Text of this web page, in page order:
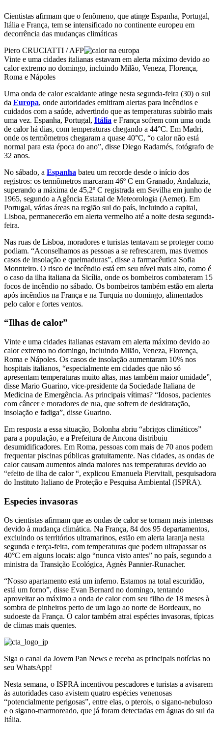
Cientistas afirmam que o fenômeno, que atinge Espanha, Portugal,
Itália e França, tem se intensificado no continente europeu em
decorrência das mudanças climáticas
Piero CRUCIATTI / AFP
Vinte e uma cidades italianas estavam em alerta máximo devido ao
calor extremo no domingo, incluindo Milão, Veneza, Florença,
Roma e Nápoles
Uma onda de calor escaldante atinge nesta segunda-feira (30) o sul
da Europa, onde autoridades emitiram alertas para incêndios e
cuidados com a saúde, advertindo que as temperaturas subirão mais
uma vez. Espanha, Portugal, Itália e França sofrem com uma onda
de calor há dias, com temperaturas chegando a 44°C. Em Madri,
onde os termômetros chegaram a quase 40°C, “o calor não está
normal para esta época do ano”, disse Diego Radamés, fotógrafo de
32 anos.
No sábado, a Espanha bateu um recorde desde o início dos
registros: os termômetros marcaram 46º C em Granado, Andaluzia,
superando a máxima de 45,2º C registrada em Sevilha em junho de
1965, segundo a Agência Estatal de Meteorologia (Aemet). Em
Portugal, várias áreas na região sul do país, incluindo a capital,
Lisboa, permanecerão em alerta vermelho até a noite desta segunda-
feira.
Nas ruas de Lisboa, moradores e turistas tentavam se proteger como
podiam. “Aconselhamos as pessoas a se refrescarem, mas tivemos
casos de insolação e queimaduras”, disse a farmacêutica Sofia
Monnteiro. O risco de incêndio está em seu nível mais alto, como é
o caso da ilha italiana da Sicília, onde os bombeiros combateram 15
focos de incêndio no sábado. Os bombeiros também estão em alerta
após incêndios na França e na Turquia no domingo, alimentados
pelo calor e fortes ventos.
“Ilhas de calor”
Vinte e uma cidades italianas estavam em alerta máximo devido ao
calor extremo no domingo, incluindo Milão, Veneza, Florença,
Roma e Nápoles. Os casos de insolação aumentaram 10% nos
hospitais italianos, “especialmente em cidades que não só
apresentam temperaturas muito altas, mas também maior umidade”,
disse Mario Guarino, vice-presidente da Sociedade Italiana de
Medicina de Emergência. As principais vítimas? “Idosos, pacientes
com câncer e moradores de rua, que sofrem de desidratação,
insolação e fadiga”, disse Guarino.
Em resposta a essa situação, Bolonha abriu “abrigos climáticos”
para a população, e a Prefeitura de Ancona distribuiu
desumidificadores. Em Roma, pessoas com mais de 70 anos podem
frequentar piscinas públicas gratuitamente. Nas cidades, as ondas de
calor causam aumentos ainda maiores nas temperaturas devido ao
“efeito de ilha de calor “, explicou Emanuela Piervitali, pesquisadora
do Instituto Italiano de Proteção e Pesquisa Ambiental (ISPRA).
Especies invasoras
Os cientistas afirmam que as ondas de calor se tornam mais intensas
devido à mudança climática. Na França, 84 dos 95 departamentos,
excluindo os territórios ultramarinos, estão em alerta laranja nesta
segunda e terça-feira, com temperaturas que podem ultrapassar os
40°C em alguns locais: algo “nunca visto antes” no país, segundo a
ministra da Transição Ecológica, Agnès Pannier-Runacher.
“Nosso apartamento está um inferno. Estamos na total escuridão,
está um forno”, disse Evan Bernard no domingo, tentando
aproveitar ao máximo a onda de calor com seu filho de 18 meses à
sombra de pinheiros perto de um lago ao norte de Bordeaux, no
sudoeste da França. O calor também atrai espécies invasoras, típicas
de climas mais quentes.
Siga o canal da Jovem Pan News e receba as principais notícias no
seu WhatsApp!
Nesta semana, o ISPRA incentivou pescadores e turistas a avisarem
às autoridades caso avistem quatro espécies venenosas
“potencialmente perigosas”, entre elas, o pterois, o sigano-nebuloso
e o sigano-marmoreado, que já foram detectadas em águas do sul da
Itália.